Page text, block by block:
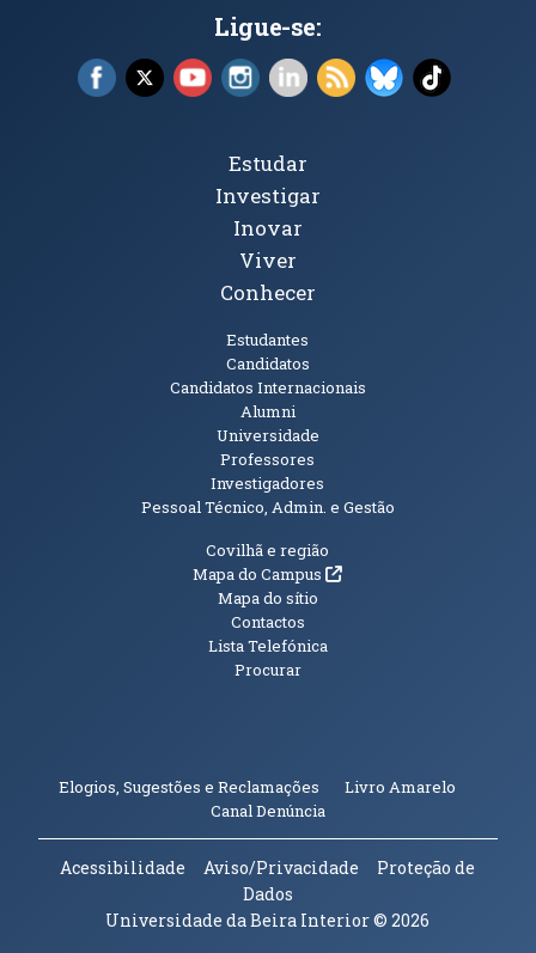
Ligue-se:
Facebook (abre em nova janela)
X (abre em nova janela)
YouTube (abre em nova janela)
Instagram (abre em nova janela)
LinkedIn (abre em nova
RSS (abre em nova
Bluesky (abre
TikTok
Tópicos Principais
Estudar
Investigar
Inovar
Viver
Conhecer
Estudantes
Candidatos
Candidatos Internacionais
Alumni
Universidade
Professores
Investigadores
Pessoal Técnico, Admin. e Gestão
Informações Adicionais
Covilhã e região
Mapa do Campus(abre em nova janela)
Mapa do sítio
Contactos
Lista Telefónica
Procurar
Elogios, Sugestões e Reclamações Livro Amarelo
Canal Denúncia(abre em nova janela)
Acessibilidade Aviso/Privacidade
Proteção de
Dados
Universidade da Beira Interior© 2026